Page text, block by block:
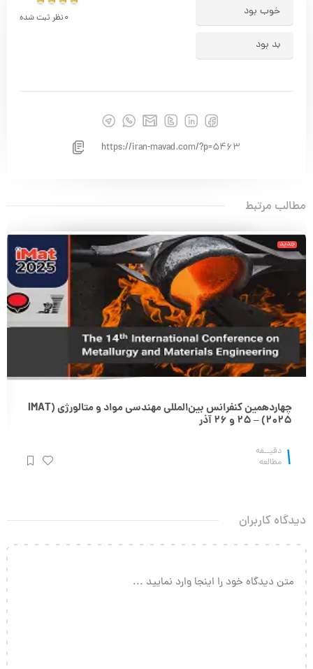
خوب بود
بد بود
0نظر ثبت شده
https://iran-mavad.com/?p=5463
مطالب مرتبط
جدید
چهاردهمین کنفرانس بین‌المللی مهندسی مواد و متالورژی (IMAT
2025) – 25 و 26 آذر
1 دقیــقه
مطالعه
دیدگاه کاربران